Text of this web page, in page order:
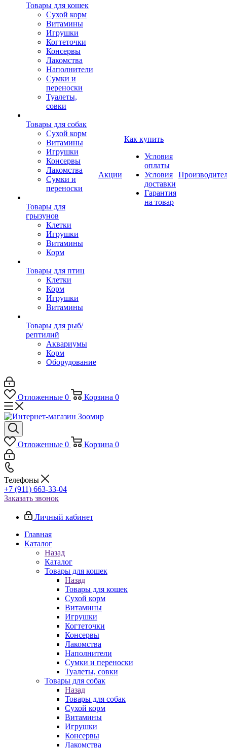
Товары для кошек
Cухой корм
Витамины
Игрушки
Когтеточки
Консервы
Лакомства
Наполнители
Сумки и
переноски
Туалеты,
совки
Товары для собак
Cухой корм
Витамины
Игрушки
Консервы
Лакомства
Сумки и
переноски
Товары для
грызунов
Клетки
Игрушки
Витамины
Корм
Товары для птиц
Клетки
Корм
Игрушки
Витамины
Товары для рыб/
рептилий
Аквариумы
Корм
Оборудование
Акции
Как купить
Условия
оплаты
Условия
доставки
Гарантия
на товар
Отложенные 0 Корзина 0
Отложенные 0 Корзина 0
Телефоны
+7 (911) 663-33-04
Заказать звонок
Личный кабинет
Главная
Каталог
Назад
Каталог
Товары для кошек
Назад
Товары для кошек
Cухой корм
Витамины
Игрушки
Когтеточки
Консервы
Лакомства
Наполнители
Сумки и переноски
Туалеты, совки
Товары для собак
Назад
Товары для собак
Cухой корм
Витамины
Игрушки
Консервы
Лакомства